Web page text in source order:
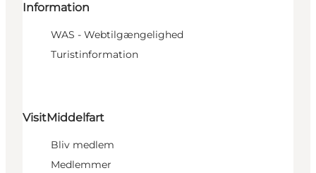
Information
WAS - Webtilgængelighed
Turistinformation
VisitMiddelfart
Bliv medlem
Medlemmer